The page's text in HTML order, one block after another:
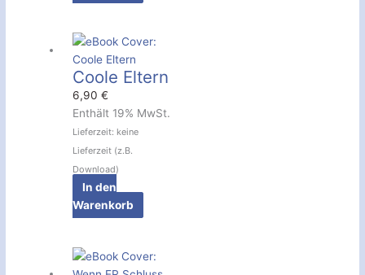
Coole Eltern
6,90€
Enthält 19% MwSt.
Lieferzeit: keine
Lieferzeit (z.B.
Download)
In den
Warenkorb